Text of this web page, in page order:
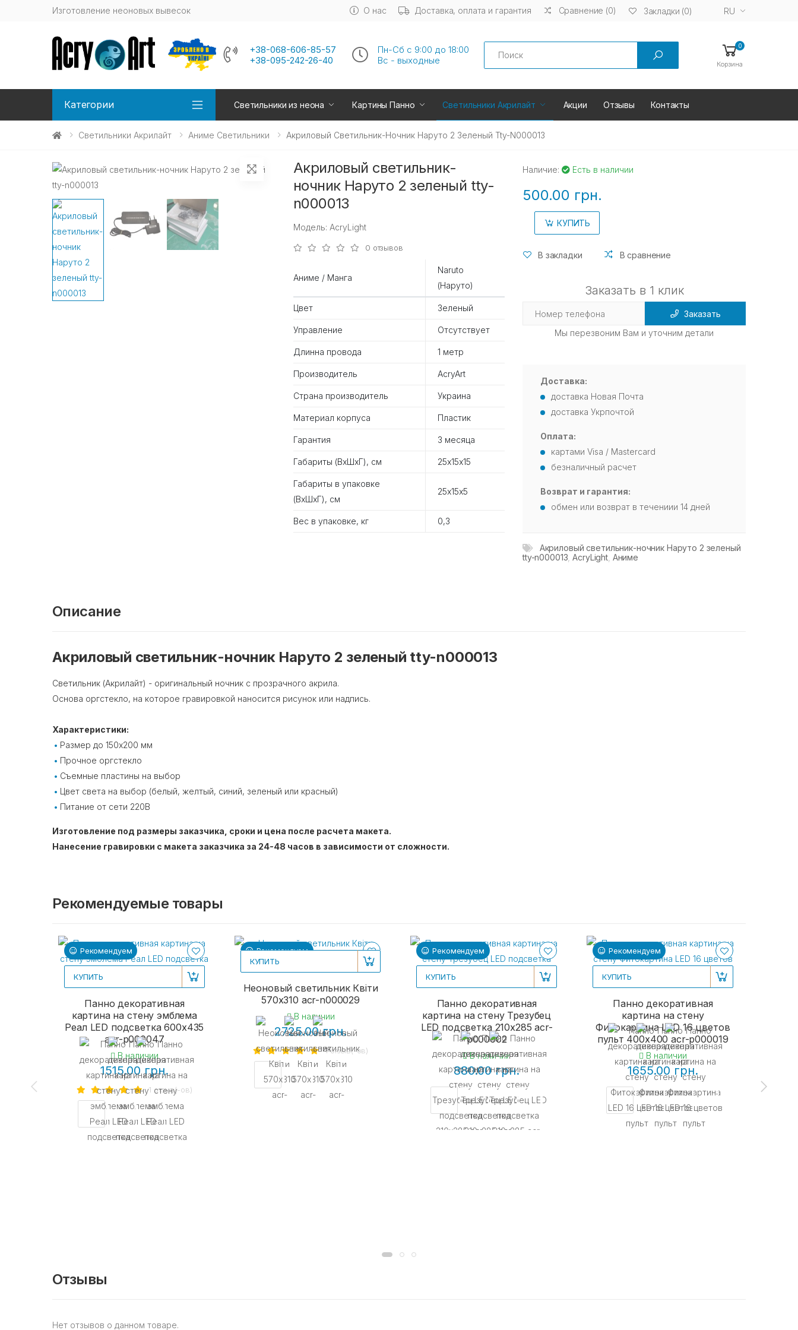
Изготовление неоновых вывесок О нас Доставка, оплата и гарантия Сравнение (0) Закладки (0) RU
+38-068-606-85-57
+38-095-242-26-40
Пн-Сб с 9:00 до 18:00
Вс - выходные
Search 0
Корзина
Категории Светильники из неона Картины Панно Светильники Акрилайт Акции Отзывы Контакты
Светильники Акрилайт Аниме Светильники Акриловый Светильник-Ночник Наруто 2 Зеленый Tty-N000013
Акриловый светильник-
ночник Наруто 2 зеленый tty-
n000013
Модель: AcryLight
0 отзывов
Аниме / Манга
Naruto
(Наруто)
Цвет Зеленый
Управление Отсутствует
Длинна провода 1 метр
Производитель AcryArt
Страна производитель Украина
Материал корпуса Пластик
Гарантия 3 месяца
Габариты (ВхШхГ), см 25х15х15
Габариты в упаковке
(ВхШхГ), см
25х15х5
Вес в упаковке, кг 0,3
Наличие: Есть в наличии
500.00 грн.
КУПИТЬ
В закладки В сравнение
Заказать в 1 клик
Заказать
Мы перезвоним Вам и уточним детали
Доставка:
доставка Новая Почта
доставка Укрпочтой
Оплата:
картами Visa / Mastercard
безналичный расчет
Возврат и гарантия:
обмен или возврат в течениии 14 дней
Акриловый светильник-ночник Наруто 2 зеленый
tty-n000013 ,AcryLight, Аниме
Описание
Акриловый светильник-ночник Наруто 2 зеленый tty-n000013
Светильник (Акрилайт) - оригинальный ночник с прозрачного акрила.
Основа оргстекло, на которое гравировкой наносится рисунок или надпись.
Характеристики:
Размер до 150х200 мм
Прочное оргстекло
Съемные пластины на выбор
Цвет света на выбор (белый, желтый, синий, зеленый или красный)
Питание от сети 220В
Изготовление под размеры заказчика, сроки и цена после расчета макета.
Нанесение гравировки с макета заказчика за 24-48 часов в зависимости от сложности.
Рекомендуемые товары
Рекомендуем
КУПИТЬ
Панно декоративная
картина на стену эмблема
Реал LED подсветка 600х435
acr-p000047
В наличии
1515.00 грн.
1 отзыв(-ов)
Рекомендуем
КУПИТЬ
Неоновый светильник Квіти
570х310 acr-n000029
В наличии
2725.00 грн.
1 отзыв(-ов)
Рекомендуем
КУПИТЬ
Панно декоративная
картина на стену Трезубец
LED подсветка 210x285 acr-
p000002
В наличии
880.00 грн.
Рекомендуем
КУПИТЬ
Панно декоративная
картина на стену
Фитокартина LED 16 цветов
пульт 400x400 acr-p000019
В наличии
1655.00 грн.
Отзывы
Нет отзывов о данном товаре.